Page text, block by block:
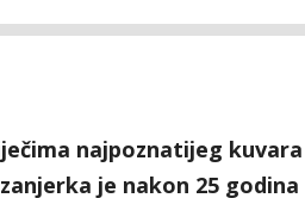
najpoznatijeg
je nakon 25